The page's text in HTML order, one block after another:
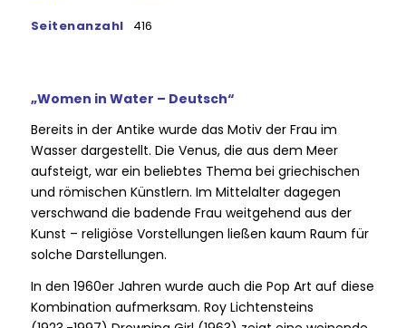
Seitenanzahl 416
„Women in Water – Deutsch“
Bereits in der Antike wurde das Motiv der Frau im
Wasser dargestellt. Die Venus, die aus dem Meer
aufsteigt, war ein beliebtes Thema bei griechischen
und römischen Künstlern. Im Mittelalter dagegen
verschwand die badende Frau weitgehend aus der
Kunst – religiöse Vorstellungen ließen kaum Raum für
solche Darstellungen.
In den 1960er Jahren wurde auch die Pop Art auf diese
Kombination aufmerksam. Roy Lichtensteins